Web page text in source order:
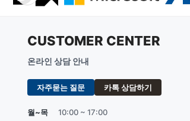
CUSTOMER CENTER
온라인 상담 안내
자주묻는 질문 카톡 상담하기
월~목
10:00 ~ 17:00